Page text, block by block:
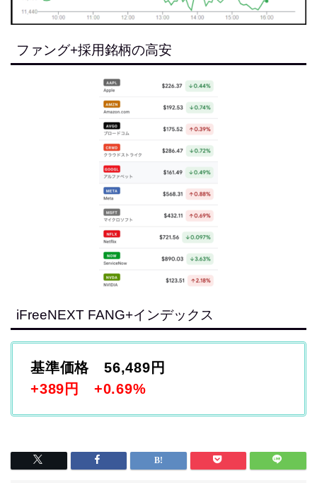
ファング+採用銘柄の高安
iFreeNEXT FANG+インデックス
基準価格 56,489円
+389円 +0.69%